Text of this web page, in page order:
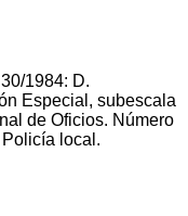
1984: D.
Especial, subescala
de Oficios. Número
local.